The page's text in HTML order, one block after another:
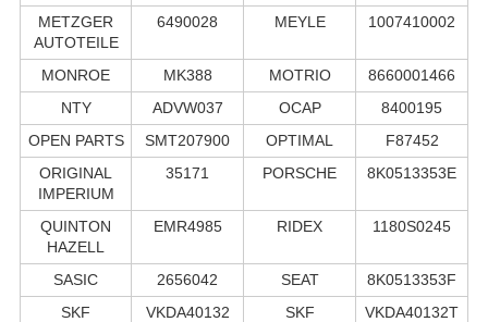
METZGER
AUTOTEILE
6490028 MEYLE 1007410002
MONROE MK388 MOTRIO
8660001466
NTY
ADVW037 OCAP
8400195
OPEN PARTS
SMT207900 OPTIMAL
F87452
ORIGINAL
IMPERIUM
35171 PORSCHE 8K0513353E
QUINTON
HAZELL
EMR4985 RIDEX 1180S0245
SASIC 2656042 SEAT
8K0513353F
SKF
VKDA40132 SKF
VKDA40132T